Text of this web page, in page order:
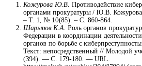
Кожурова Ю.В. Противодействие
органами прокуратуры / Ю.В. Кожурова
– Т. 1, № 10(85). – С. 860-864.
Шарыпов К.А. Роль органов
Федерации в координации
органов по борьбе с
Текст: непосредственный // Молодой
(394). — С. 179-180. — URL: